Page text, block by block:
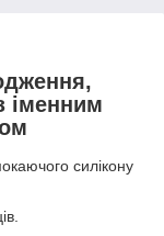
іменним
силікону